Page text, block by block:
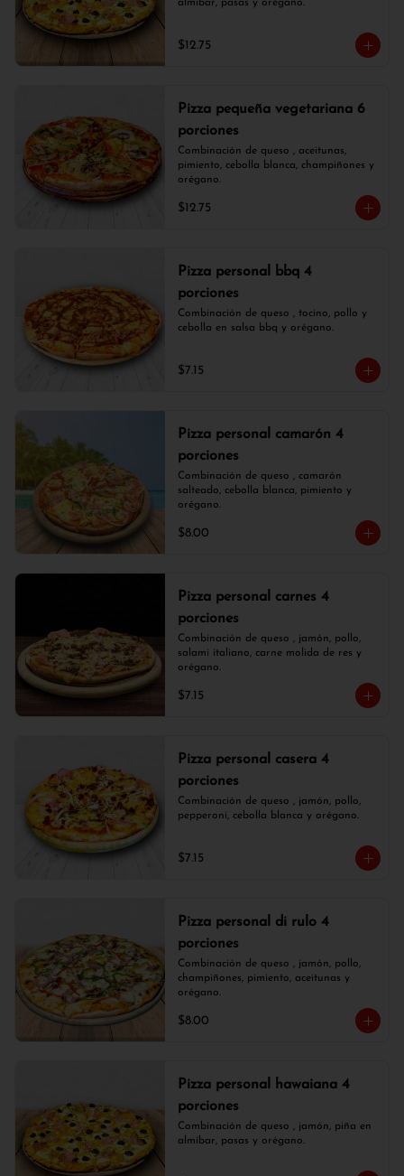
almíbar, pasas y orégano.
$12.75
Pizza pequeña vegetariana 6
porciones
Combinación de queso , aceitunas,
pimiento, cebolla blanca, champiñones y
orégano.
$12.75
Pizza personal bbq 4
porciones
Combinación de queso , tocino, pollo y
cebolla en salsa bbq y orégano.
$7.15
Pizza personal camarón 4
porciones
Combinación de queso , camarón
salteado, cebolla blanca, pimiento y
orégano.
$8.00
Pizza personal carnes 4
porciones
Combinación de queso , jamón, pollo,
salami italiano, carne molida de res y
orégano.
$7.15
Pizza personal casera 4
porciones
Combinación de queso , jamón, pollo,
pepperoni, cebolla blanca y orégano.
$7.15
Pizza personal di rulo 4
porciones
Combinación de queso , jamón, pollo,
champiñones, pimiento, aceitunas y
orégano.
$8.00
Pizza personal hawaiana 4
porciones
Combinación de queso , jamón, piña en
almíbar, pasas y orégano.